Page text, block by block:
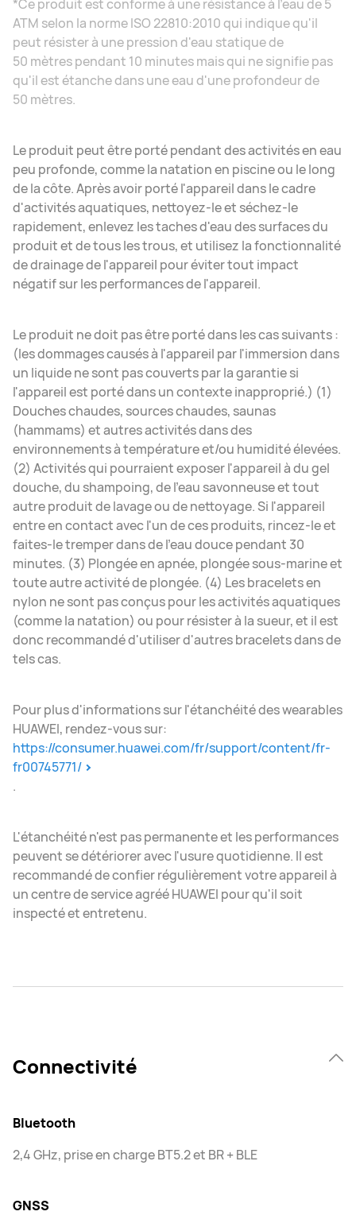
*Ce produit est conforme à une résistance à l'eau de 5
ATM selon la norme ISO 22810:2010 qui indique qu'il
peut résister à une pression d'eau statique de
50 mètres pendant 10 minutes mais qui ne signifie pas
qu'il est étanche dans une eau d'une profondeur de
50 mètres.
Le produit peut être porté pendant des activités en eau
peu profonde, comme la natation en piscine ou le long
de la côte. Après avoir porté l'appareil dans le cadre
d'activités aquatiques, nettoyez-le et séchez-le
rapidement, enlevez les taches d'eau des surfaces du
produit et de tous les trous, et utilisez la fonctionnalité
de drainage de l'appareil pour éviter tout impact
négatif sur les performances de l'appareil.
Le produit ne doit pas être porté dans les cas suivants :
(les dommages causés à l'appareil par l'immersion dans
un liquide ne sont pas couverts par la garantie si
l'appareil est porté dans un contexte inapproprié.) (1)
Douches chaudes, sources chaudes, saunas
(hammams) et autres activités dans des
environnements à température et/ou humidité élevées.
(2) Activités qui pourraient exposer l'appareil à du gel
douche, du shampoing, de l'eau savonneuse et tout
autre produit de lavage ou de nettoyage. Si l'appareil
entre en contact avec l'un de ces produits, rincez-le et
faites-le tremper dans de l'eau douce pendant 30
minutes. (3) Plongée en apnée, plongée sous-marine et
toute autre activité de plongée. (4) Les bracelets en
nylon ne sont pas conçus pour les activités aquatiques
(comme la natation) ou pour résister à la sueur, et il est
donc recommandé d'utiliser d'autres bracelets dans de
tels cas.
Pour plus d'informations sur l'étanchéité des wearables
HUAWEI, rendez-vous sur:
https://consumer.huawei.com/fr/support/content/fr-
fr00745771/
.
L'étanchéité n'est pas permanente et les performances
peuvent se détériorer avec l'usure quotidienne. Il est
recommandé de confier régulièrement votre appareil à
un centre de service agréé HUAWEI pour qu'il soit
inspecté et entretenu.
Connectivité
Bluetooth
2,4 GHz, prise en charge BT5.2 et BR + BLE
GNSS